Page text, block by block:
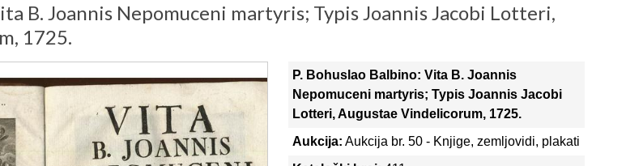
B. Joannis Nepomuceni martyris; Typis Joannis Jacobi Lotteri,
1725.
P. Bohuslao Balbino: Vita B. Joannis
Nepomuceni martyris; Typis Joannis Jacobi
Lotteri, Augustae Vindelicorum, 1725.
Aukcija: Aukcija br. 50 - Knjige, zemljovidi, plakati